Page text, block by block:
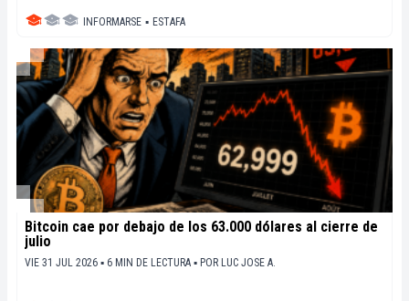
INFORMARSE ▪ ESTAFA
Bitcoin cae por debajo de los 63.000 dólares al cierre de
julio
VIE 31 JUL 2026 ▪ 6 MIN DE LECTURA ▪ POR LUC JOSE A.